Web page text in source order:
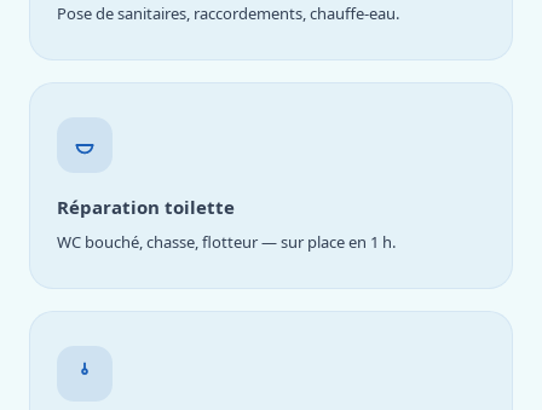
Pose de sanitaires, raccordements, chauffe-eau.
Réparation toilette
WC bouché, chasse, flotteur — sur place en 1 h.